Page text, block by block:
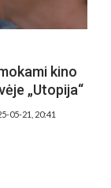
kino
„Utopija“
05-21, 20:41